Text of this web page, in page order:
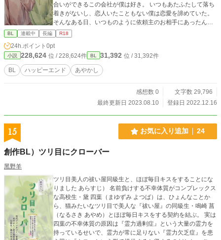
合いができるこの会社が僕は好き。 いつもあたふたして落ち
着きがないし、恋人いたこともない僕は恋愛を諦めていた。
そんなある日、いつものように依頼主のお相手にあったんだ
けど、まさかの一目惚れをしてしまった。 化けてお仕事する
のが大好きで、得意だったはずなのに、あたふたが止まらな
い。そんな僕の恋のお話。
BL 連載中 長編 R18
24h.ポイント 0pt
小説 228,624 位 / 228,624件 BL 31,392 位 / 31,392件
BL ハッピーエンド あやかし
感想数 0
文字数 29,796
最終更新日 2023.08.10
登録日 2022.12.16
15 お気に入り追加 24
創作BL）ツリ目にクローバー
黑野羊
ツリ目美人の祓い屋同級生と、ほぼ毎日キスをすることにな
りました あらすじ） 名前負けする不幸体質がコンプレックス
な高校生・黛 四葉（まゆずみ よつば）は、ひょんなことか
ら、猫みたいなツリ目で美人な『祓い屋』の同級生・鳴崎 菖
（なるさき あやめ）とほぼ毎日キスをする契約を結ぶ。 実は
四葉の不幸体質の原因は『霊力過剰症』という大量の霊力を
持っているせいで、霊力が常に足りない『霊力欠乏症』を患